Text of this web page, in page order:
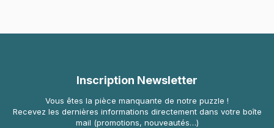
Inscription Newsletter
Vous êtes la pièce manquante de notre puzzle !
Recevez les dernières informations directement dans votre boîte
mail (promotions, nouveautés…)